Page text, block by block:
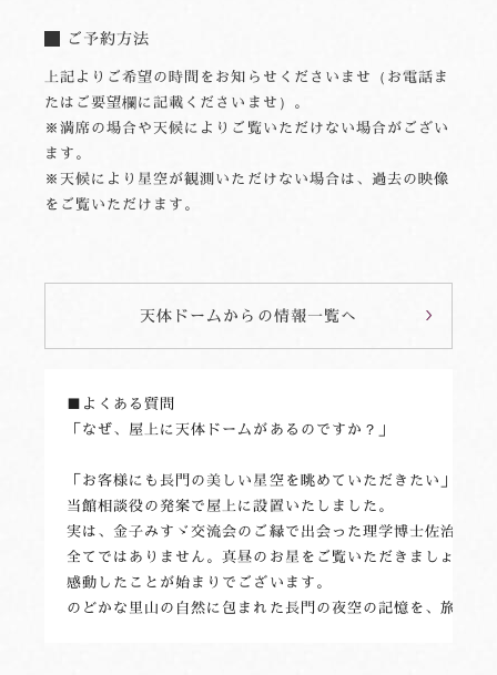
ご予約方法
上記よりご希望の時間をお知らせくださいませ（お電話ま
たはご要望欄に記載くださいませ）。
※満席の場合や天候によりご覧いただけない場合がござい
ます。
※天候により星空が観測いただけない場合は、過去の映像
をご覧いただけます。
天体ドームからの情報一覧へ
■よくある質問
「なぜ、屋上に天体ドームがあるのですか？」
「お客様にも長門の美しい星空を眺めていただきたい」長
当館相談役の発案で屋上に設置いたしました。
実は、金子みすゞ交流会のご縁で出会った理学博士佐治晴夫
全てではありません。真昼のお星をご覧いただきましょう
感動したことが始まりでございます。